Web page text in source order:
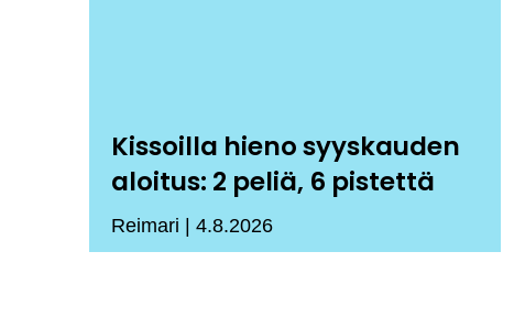
Kissoilla hieno syyskauden
aloitus: 2 peliä, 6 pistettä
Reimari 4.8.2026